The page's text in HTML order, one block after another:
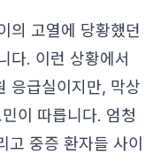
의 고열에 당황했던
다. 이런 상황에서
응급실이지만, 막상
이 따릅니다. 엄청
중증 환자들 사이